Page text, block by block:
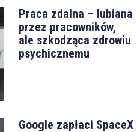
Praca zdalna – lubiana
przez pracowników,
ale szkodząca zdrowiu
psychicznemu
Google zapłaci SpaceX